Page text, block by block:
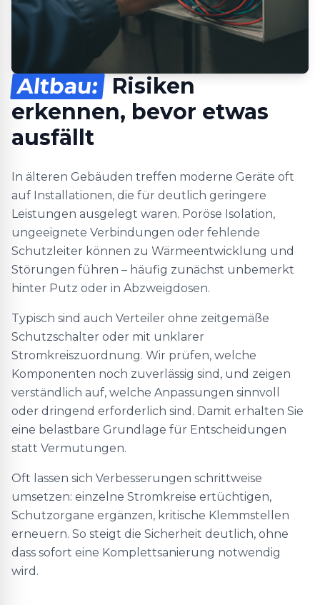
Altbau: Risiken
erkennen, bevor etwas
ausfällt
In älteren Gebäuden treffen moderne Geräte oft
auf Installationen, die für deutlich geringere
Leistungen ausgelegt waren. Poröse Isolation,
ungeeignete Verbindungen oder fehlende
Schutzleiter können zu Wärmeentwicklung und
Störungen führen – häufig zunächst unbemerkt
hinter Putz oder in Abzweigdosen.
Typisch sind auch Verteiler ohne zeitgemäße
Schutzschalter oder mit unklarer
Stromkreiszuordnung. Wir prüfen, welche
Komponenten noch zuverlässig sind, und zeigen
verständlich auf, welche Anpassungen sinnvoll
oder dringend erforderlich sind. Damit erhalten Sie
eine belastbare Grundlage für Entscheidungen
statt Vermutungen.
Oft lassen sich Verbesserungen schrittweise
umsetzen: einzelne Stromkreise ertüchtigen,
Schutzorgane ergänzen, kritische Klemmstellen
erneuern. So steigt die Sicherheit deutlich, ohne
dass sofort eine Komplettsanierung notwendig
wird.